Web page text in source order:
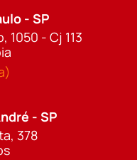
- SP
1050 - Cj 113
- SP
378